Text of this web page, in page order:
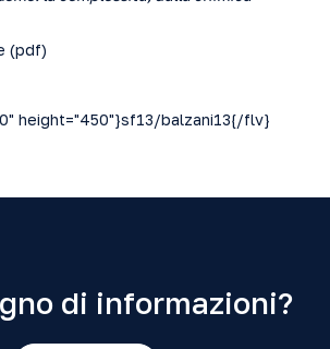
(pdf)
height="450"}sf13/balzani13{/flv}
di informazioni?